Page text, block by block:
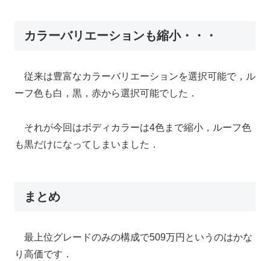
カラーバリエーションも縮小・・・
従来は豊富なカラーバリエーションを選択可能で，ル
ーフ色も白，黒，赤から選択可能でした．
それが今回はボディカラーは4色まで縮小，ルーフ色
も黒だけになってしまいました．
まとめ
最上位グレードのみの構成で509万円というのはかな
り高価です．